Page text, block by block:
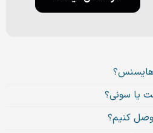
هایسنس؟
یا سونی؟
وصل کنیم؟